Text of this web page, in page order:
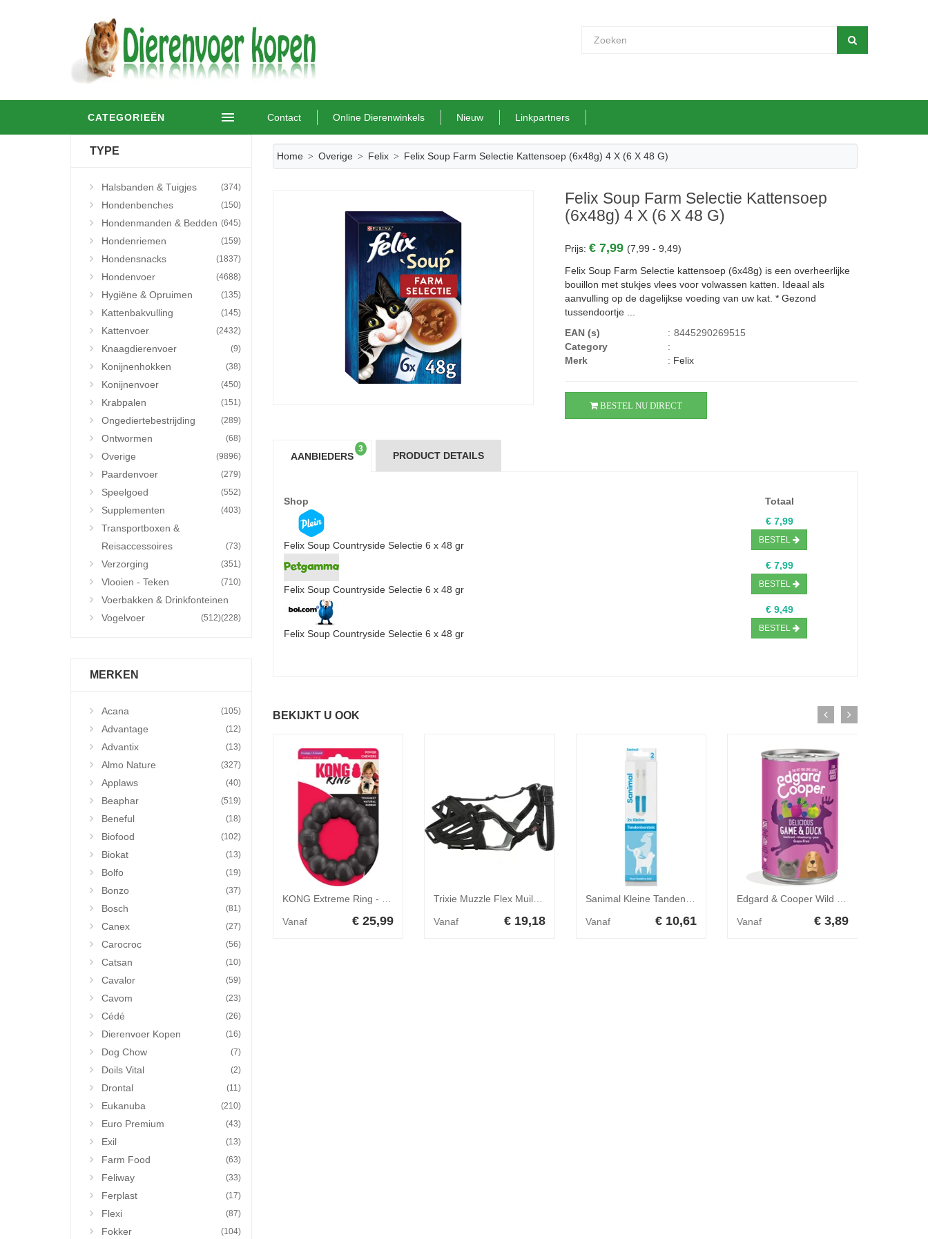
CATEGORIEËN Contact Online Dierenwinkels Nieuw Linkpartners
TYPE
Halsbanden & Tuigjes (374)
Hondenbenches (150)
Hondenmanden & Bedden (645)
Hondenriemen (159)
Hondensnacks (1837)
Hondenvoer (4688)
Hygiëne & Opruimen (135)
Kattenbakvulling (145)
Kattenvoer (2432)
Knaagdierenvoer (9)
Konijnenhokken (38)
Konijnenvoer (450)
Krabpalen (151)
Ongediertebestrijding (289)
Ontwormen (68)
Overige (9896)
Paardenvoer (279)
Speelgoed (552)
Supplementen (403)
Transportboxen &
Reisaccessoires
(73)
Verzorging (351)
Vlooien - Teken (710)
Voerbakken & Drinkfonteinen
(228)
Vogelvoer (512)
MERKEN
Acana (105)
Advantage (12)
Advantix (13)
Almo Nature (327)
Applaws (40)
Beaphar (519)
Beneful (18)
Biofood (102)
Biokat (13)
Bolfo (19)
Bonzo (37)
Bosch (81)
Canex (27)
Carocroc (56)
Catsan (10)
Cavalor (59)
Cavom (23)
Cédé (26)
Dierenvoer Kopen (16)
Dog Chow (7)
Doils Vital (2)
Drontal (11)
Eukanuba (210)
Euro Premium (43)
Exil (13)
Farm Food (63)
Feliway (33)
Ferplast (17)
Flexi (87)
Fokker (104)
Home Overige Felix Felix Soup Farm Selectie Kattensoep (6x48g) 4 X (6 X 48 G)
Felix Soup Farm Selectie Kattensoep
(6x48g) 4 X (6 X 48 G)
Prijs:€ 7,99 (7,99 - 9,49)
Felix Soup Farm Selectie kattensoep (6x48g) is een overheerlijke
bouillon met stukjes vlees voor volwassen katten. Ideaal als
aanvulling op de dagelijkse voeding van uw kat. * Gezond
tussendoortje ...
EAN (s)
: 8445290269515
Category
:
Merk
: Felix
BESTEL NU DIRECT
AANBIEDERS
3
PRODUCT DETAILS
Shop Totaal
Felix Soup Countryside Selectie 6 x 48 gr
€ 7,99
BESTEL
Felix Soup Countryside Selectie 6 x 48 gr
€ 7,99
BESTEL
Felix Soup Countryside Selectie 6 x 48 gr
€ 9,49
BESTEL
BEKIJKT U OOK
Vanaf € 25,99 Vanaf € 19,18 Vanaf € 10,61 Vanaf € 3,89